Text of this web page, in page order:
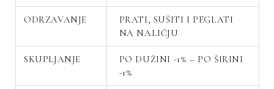
ODRZAVANJE
PRATI, SUŠITI I PEGLATI
NA NALIČJU
SKUPLJANJE
PO DUŽINI -1% – PO ŠIRINI
-1%